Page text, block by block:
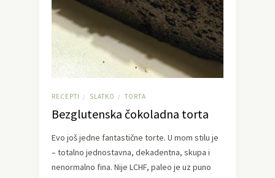
RECEPTI / SLATKO / TORTA
Bezglutenska čokoladna torta
Evo još jedne fantastične torte. U mom stilu je
– totalno jednostavna, dekadentna, skupa i
nenormalno fina. Nije LCHF, paleo je uz puno